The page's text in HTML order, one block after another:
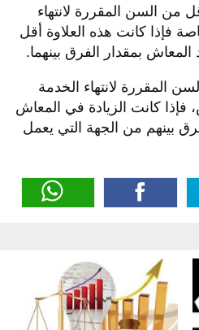
من السن المقررة لانتهاء
فإذا كانت هذه العلاوة أقل
بمقدار الفرق بينهما.
المقررة لانتهاء الخدمة
فإذا كانت الزيادة في المعاش
بينهم من الجهة التي يعمل